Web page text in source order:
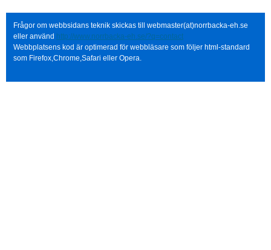
Frågor om webbsidans teknik skickas till webmaster(at)norrbacka-eh.se
eller använd http://www.norrbacka-eh.se/?q=contact
Webbplatsens kod är optimerad för webbläsare som följer html-standard
som Firefox,Chrome,Safari eller Opera.